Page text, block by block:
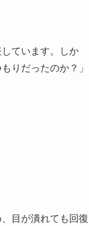
ています。しか
りだったのか？」
目が潰れても回復